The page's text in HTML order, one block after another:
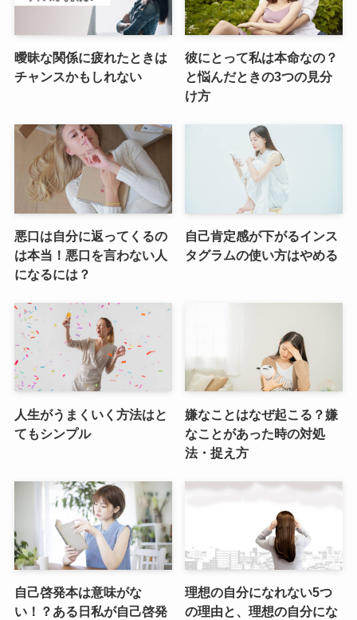
曖昧な関係に疲れたときは
チャンスかもしれない
彼にとって私は本命なの？
と悩んだときの3つの見分
け方
悪口は自分に返ってくるの
は本当！悪口を言わない人
になるには？
自己肯定感が下がるインス
タグラムの使い方はやめる
人生がうまくいく方法はと
てもシンプル
嫌なことはなぜ起こる？嫌
なことがあった時の対処
法・捉え方
自己啓発本は意味がな
い！？ある日私が自己啓発
理想の自分になれない5つ
の理由と、理想の自分にな